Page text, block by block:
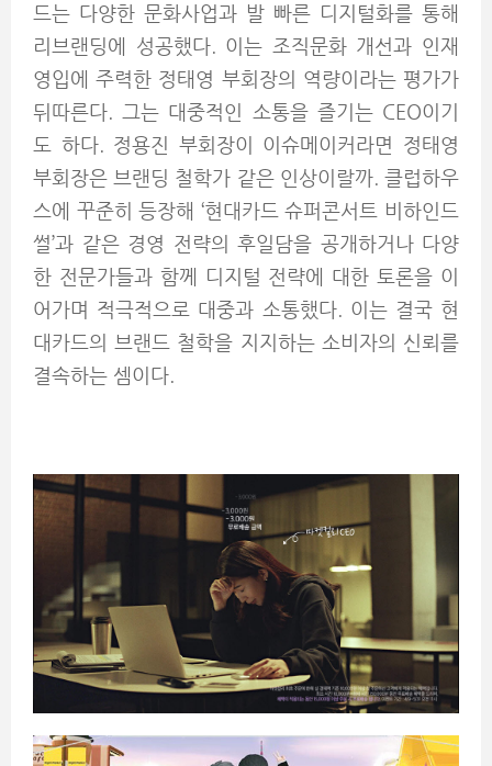
드는 다양한 문화사업과 발 빠른 디지털화를 통해
리브랜딩에 성공했다. 이는 조직문화 개선과 인재
영입에 주력한 정태영 부회장의 역량이라는 평가가
뒤따른다. 그는 대중적인 소통을 즐기는 CEO이기
도 하다. 정용진 부회장이 이슈메이커라면 정태영
부회장은 브랜딩 철학가 같은 인상이랄까. 클럽하우
스에 꾸준히 등장해 ‘현대카드 슈퍼콘서트 비하인드
썰’과 같은 경영 전략의 후일담을 공개하거나 다양
한 전문가들과 함께 디지털 전략에 대한 토론을 이
어가며 적극적으로 대중과 소통했다. 이는 결국 현
대카드의 브랜드 철학을 지지하는 소비자의 신뢰를
결속하는 셈이다.